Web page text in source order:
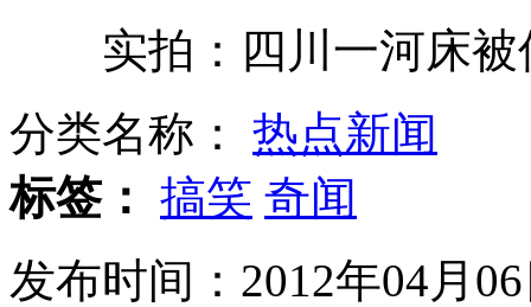
金正恩视察哨所:将敌人扔进大海
实拍：四川一河床被
分类名称： 热点新闻
标签： 搞笑 奇闻
发布时间：2012年04月